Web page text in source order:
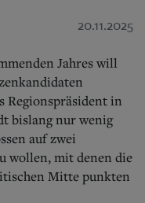
20.11.2025
Jahres will
Regionspräsident in
bislang nur wenig
auf zwei
wollen, mit denen die
Mitte punkten